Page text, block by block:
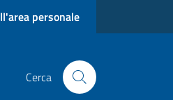
personale
Cerca